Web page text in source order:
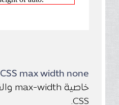
CSS max width none
CSS.